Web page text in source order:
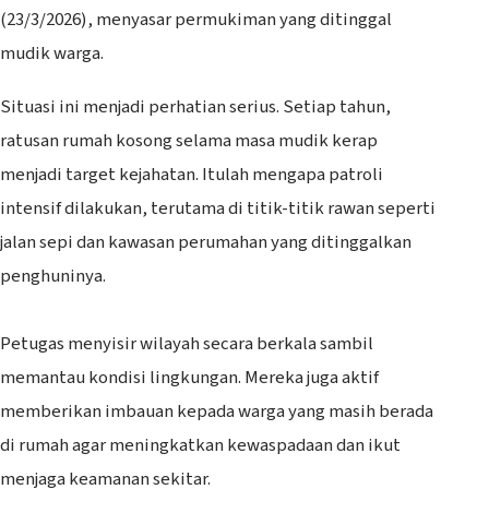
(23/3/2026), menyasar permukiman yang ditinggal
mudik warga.
Situasi ini menjadi perhatian serius. Setiap tahun,
ratusan rumah kosong selama masa mudik kerap
menjadi target kejahatan. Itulah mengapa patroli
intensif dilakukan, terutama di titik-titik rawan seperti
jalan sepi dan kawasan perumahan yang ditinggalkan
penghuninya.
‎Petugas menyisir wilayah secara berkala sambil
memantau kondisi lingkungan. Mereka juga aktif
memberikan imbauan kepada warga yang masih berada
di rumah agar meningkatkan kewaspadaan dan ikut
menjaga keamanan sekitar.